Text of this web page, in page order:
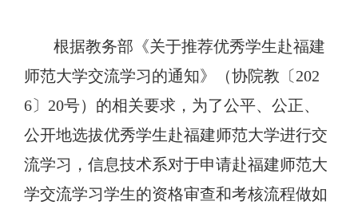
根据教务部《关于推荐优秀学生赴福建
师范大学交流学习的通知》（协院教〔 202
6〕20号）的相关要求，为了公平、公正、
公开地选拔优秀学生赴福建师范大学进行交
流学习 ， 信息技术系对于申请赴福建师范大
学交流学习学生的资格审查和考核流程做如